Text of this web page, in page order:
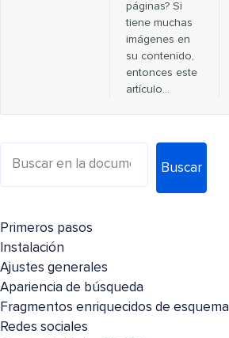
páginas? Si
tiene muchas
imágenes en
su contenido,
entonces este
artículo…
Buscar
Primeros pasos
Instalación
Ajustes generales
Apariencia de búsqueda
Fragmentos enriquecidos de esquema
Redes sociales